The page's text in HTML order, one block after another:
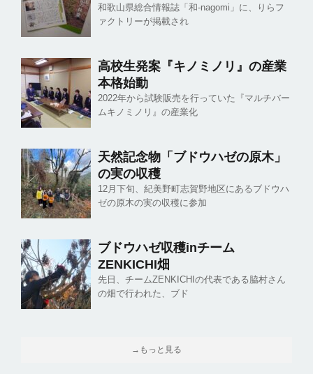
和歌山県総合情報誌「和-nagomi」に、りらフ
ァクトリーが掲載され
高校生発案『キノミノリ』の産業
本格始動
2022年から試験販売を行っていた『マルチバー
ムキノミノリ』の産業化
天然記念物「ブドウハゼの原木」
の実の収穫
12月下旬、紀美野町志賀野地区にあるブドウハ
ゼの原木の実の収穫に参加
ブドウハゼ収穫inチーム
ZENKICHI畑
先日、チームZENKICHIの代表である脇村さん
の畑で行われた、ブド
→もっと見る